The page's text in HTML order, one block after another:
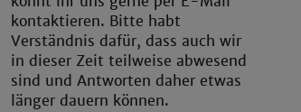
kontaktieren. Bitte habt
Verständnis dafür, dass auch wir
in dieser Zeit teilweise abwesend
sind und Antworten daher etwas
länger dauern können.